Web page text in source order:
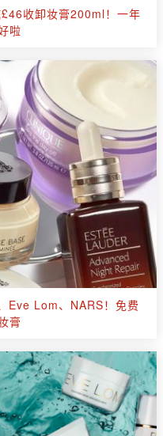
收卸妆膏200ml！一年
啦
Eve Lom、NARS！免费
膏